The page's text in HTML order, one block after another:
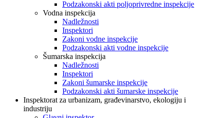
Podzakonski akti poljoprivredne inspekcije
Vodna inspekcija
Nadležnosti
Inspektori
Zakoni vodne inspekcije
Podzakonski akti vodne inspekcije
Šumarska inspekcija
Nadležnosti
Inspektori
Zakoni šumarske inspekcije
Podzakonski akti šumarske inspekcije
Inspektorat za urbanizam, građevinarstvo, ekologiju i
industriju